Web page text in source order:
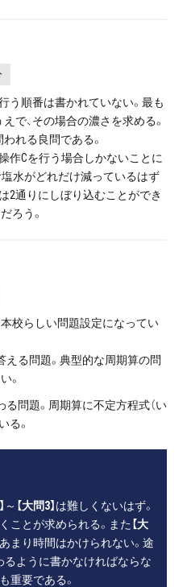
う順番は書かれていない。最も
で、その場合の濃さを求める。
れる良問である。
作Cを行う場合しかないことに
塩水がどれだけ減っているはず
2通りにしぼり込むことができ
ろう。
校らしい問題設定になってい
える問題。典型的な周期算の問
。
問題。周期算に不定方程式（い
る。
～ 【大問3】 は難しくないはず。
ことが求められる。また 【大
まり時間はかけられない。途
ように書かなければならな
重要である。